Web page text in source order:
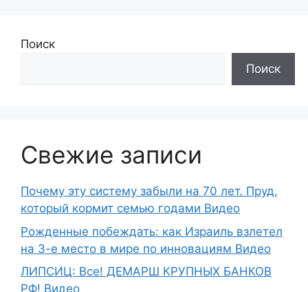
Поиск
Поиск
Свежие записи
Почему эту систему забыли на 70 лет. Пруд,
который кормит семью годами Видео
Рожденные побеждать: как Израиль взлетел
на 3-е место в мире по инновациям Видео
ЛИПСИЦ: Все! ДЕМАРШ КРУПНЫХ БАНКОВ
РФ! Видео